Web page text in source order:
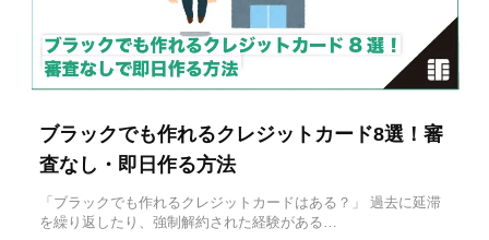
ブラックでも作れるクレジットカード8選！審
査なし・即日作る方法
「ブラックでも作れるクレジットカードはある？」 過去に延滞
を繰り返したり、強制解約された経験がある…